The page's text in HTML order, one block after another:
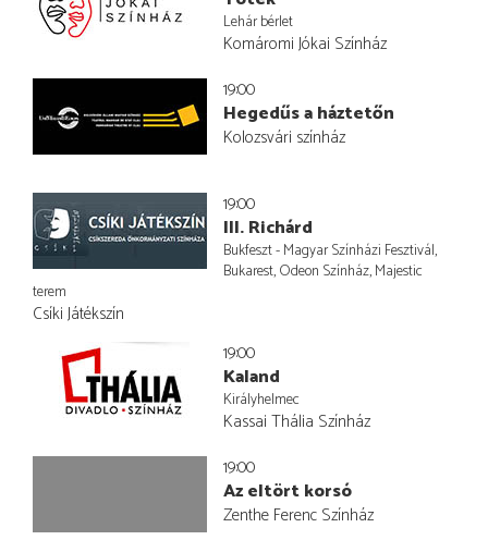
Lehár bérlet
Komáromi Jókai Színház
19:00
Hegedűs a háztetőn
Kolozsvári színház
19:00
III. Richárd
Bukfeszt - Magyar Színházi Fesztivál,
Bukarest, Odeon Színház, Majestic
terem
Csíki Játékszín
19:00
Kaland
Királyhelmec
Kassai Thália Színház
19:00
Az eltört korsó
Zenthe Ferenc Színház